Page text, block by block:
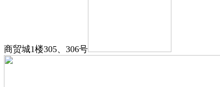
商贸城1楼305、306号